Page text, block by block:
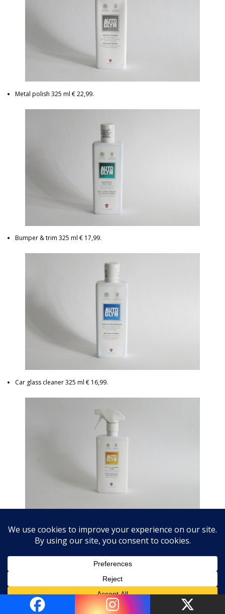
Metal polish 325 ml € 22,99.
Bumper & trim 325 ml € 17,99.
Car glass cleaner 325 ml € 16,99.
Vinyl & rubber 500 ml € 17,99.